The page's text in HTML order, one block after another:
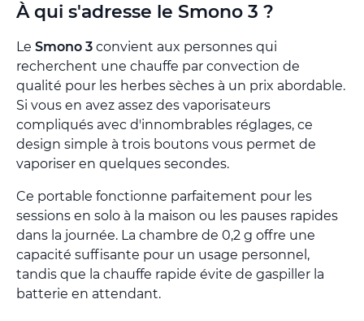
À qui s'adresse le Smono 3 ?
Le Smono 3 convient aux personnes qui
recherchent une chauffe par convection de
qualité pour les herbes sèches à un prix abordable.
Si vous en avez assez des vaporisateurs
compliqués avec d'innombrables réglages, ce
design simple à trois boutons vous permet de
vaporiser en quelques secondes.
Ce portable fonctionne parfaitement pour les
sessions en solo à la maison ou les pauses rapides
dans la journée. La chambre de 0,2 g offre une
capacité suffisante pour un usage personnel,
tandis que la chauffe rapide évite de gaspiller la
batterie en attendant.